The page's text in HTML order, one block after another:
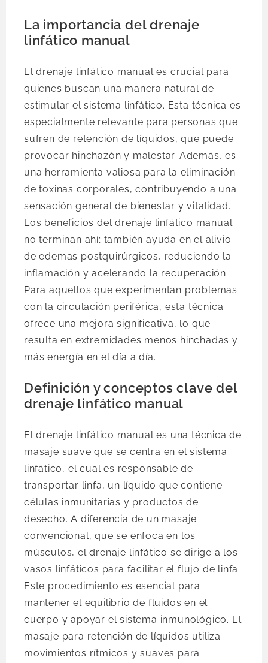
La importancia del drenaje
linfático manual
El drenaje linfático manual es crucial para
quienes buscan una manera natural de
estimular el sistema linfático. Esta técnica es
especialmente relevante para personas que
sufren de retención de líquidos, que puede
provocar hinchazón y malestar. Además, es
una herramienta valiosa para la eliminación
de toxinas corporales, contribuyendo a una
sensación general de bienestar y vitalidad.
Los beneficios del drenaje linfático manual
no terminan ahí; también ayuda en el alivio
de edemas postquirúrgicos, reduciendo la
inflamación y acelerando la recuperación.
Para aquellos que experimentan problemas
con la circulación periférica, esta técnica
ofrece una mejora significativa, lo que
resulta en extremidades menos hinchadas y
más energía en el día a día.
Definición y conceptos clave del
drenaje linfático manual
El drenaje linfático manual es una técnica de
masaje suave que se centra en el sistema
linfático, el cual es responsable de
transportar linfa, un líquido que contiene
células inmunitarias y productos de
desecho. A diferencia de un masaje
convencional, que se enfoca en los
músculos, el drenaje linfático se dirige a los
vasos linfáticos para facilitar el flujo de linfa.
Este procedimiento es esencial para
mantener el equilibrio de fluidos en el
cuerpo y apoyar el sistema inmunológico. El
masaje para retención de líquidos utiliza
movimientos rítmicos y suaves para